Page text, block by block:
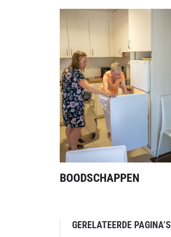
BOODSCHAPPEN
GERELATEERDE PAGINA’S